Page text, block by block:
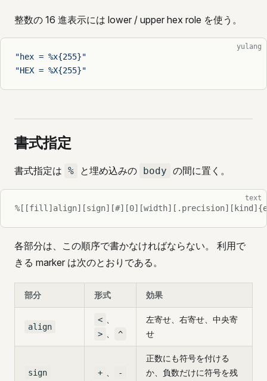
整数の 16 進表示には lower / upper hex role を使う。
yulang
"hex = %x{255}"
"HEX = %X{255}"
書式指定
書式指定は % と埋め込みの body の間に置く。
text
各部分は、この順序で書かなければならない。 利用で
きる marker は次のとおりである。
部分 形式 効果
align
<
> ^
左寄せ、右寄せ、中央寄
せ
sign + -
正数にも符号を付ける
か、負数だけに符号を残